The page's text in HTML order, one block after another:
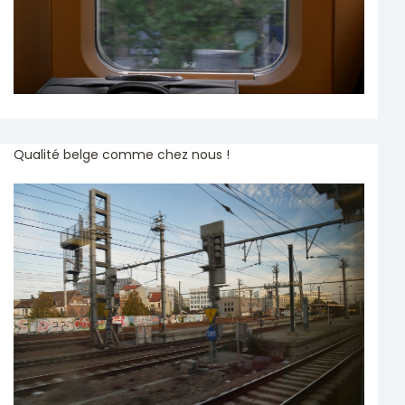
Qualité belge comme chez nous !